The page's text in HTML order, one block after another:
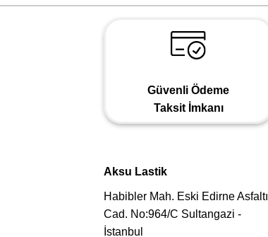
Güvenli Ödeme
Taksit İmkanı
Aksu Lastik
Habibler Mah. Eski Edirne Asfaltı
Cad. No:964/C Sultangazi -
İstanbul